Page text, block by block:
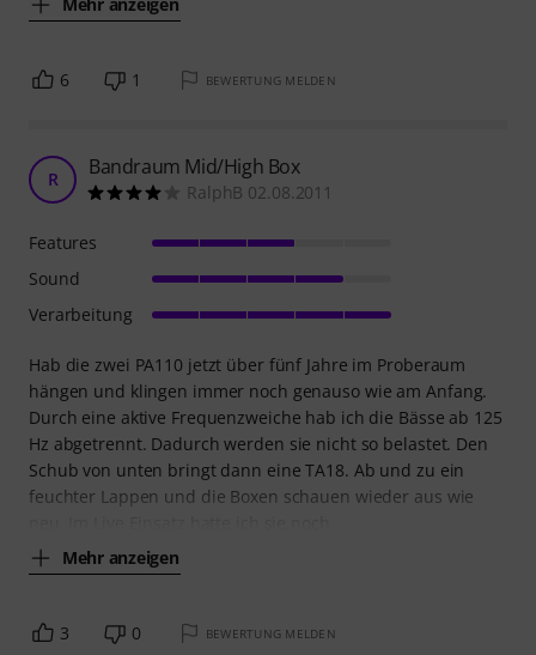
6 1 BEWERTUNG MELDEN
R Bandraum Mid/High Box
RalphB 02.08.2011
Hab die zwei PA110 jetzt über fünf Jahre im Proberaum
hängen und klingen immer noch genauso wie am Anfang.
Durch eine aktive Frequenzweiche hab ich die Bässe ab 125
Hz abgetrennt. Dadurch werden sie nicht so belastet. Den
Schub von unten bringt dann eine TA18. Ab und zu ein
feuchter Lappen und die Boxen schauen wieder aus wie
Mehr anzeigen
Features
Sound
Verarbeitung
3 0 BEWERTUNG MELDEN